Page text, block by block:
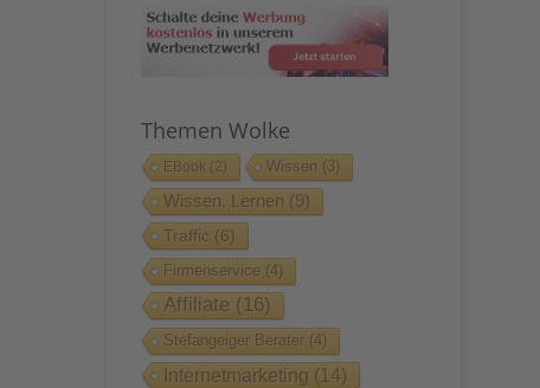
Themen Wolke
EBook(2) Wissen (3)
Wissen. Lernen (9)
Traffic (6)
Firmenservice (4)
Affiliate(16)
Stefangeiger Berater(4)
Internetmarketing (14)